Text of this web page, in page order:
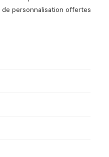
personnalisation offertes